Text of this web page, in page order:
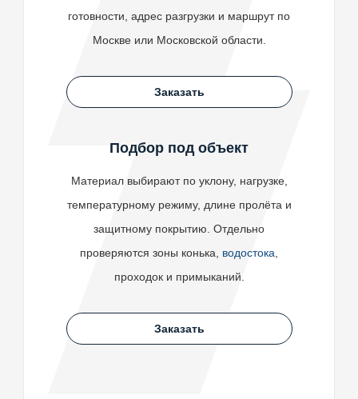
готовности, адрес разгрузки и маршрут по
Москве или Московской области.
Заказать
Подбор под объект
Материал выбирают по уклону, нагрузке,
температурному режиму, длине пролёта и
защитному покрытию. Отдельно
проверяются зоны конька, водостока
проходок и примыканий.
Заказать